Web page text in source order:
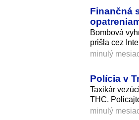
Finančná
Bombová
prišla cez
minulý
Polícia v
Taxikár
THC.
minulý